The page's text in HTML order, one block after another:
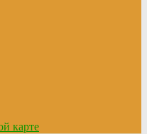
карте